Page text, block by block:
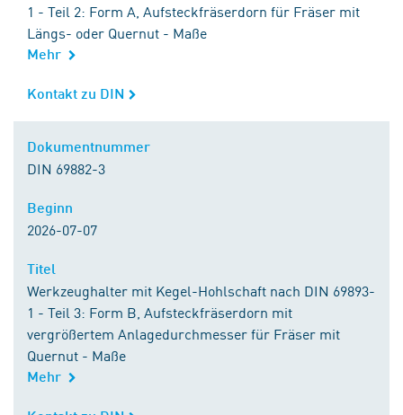
1 - Teil 2: Form A, Aufsteckfräserdorn für Fräser mit
Längs- oder Quernut - Maße
Mehr
Kontakt zu DIN
Kontakt zu DIN
Dokumentnummer
DIN 69882-3
Beginn
2026-07-07
Titel
Werkzeughalter mit Kegel-Hohlschaft nach DIN 69893-
1 - Teil 3: Form B, Aufsteckfräserdorn mit
vergrößertem Anlagedurchmesser für Fräser mit
Quernut - Maße
Mehr